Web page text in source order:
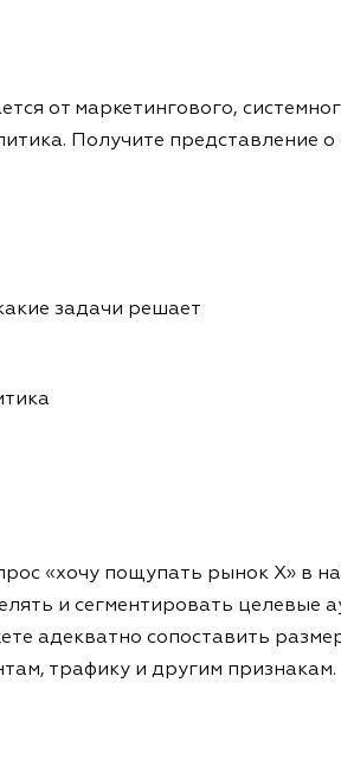
от маркетингового,
Получите представление
задачи решает
«хочу пощупать рынок X» в
и сегментировать целевые
адекватно сопоставить
трафику и другим признакам.